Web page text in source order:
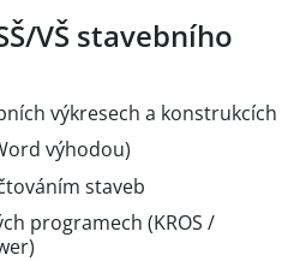
VŠ stavebního
výkresech a konstrukcích
výhodou)
staveb
programech (KROS /